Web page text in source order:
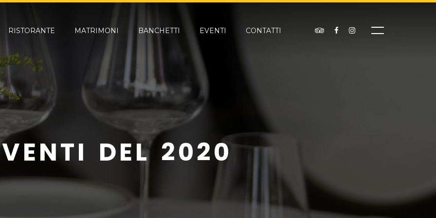
RISTORANTE MATRIMONI BANCHETTI EVENTI CONTATTI
DEL 2020